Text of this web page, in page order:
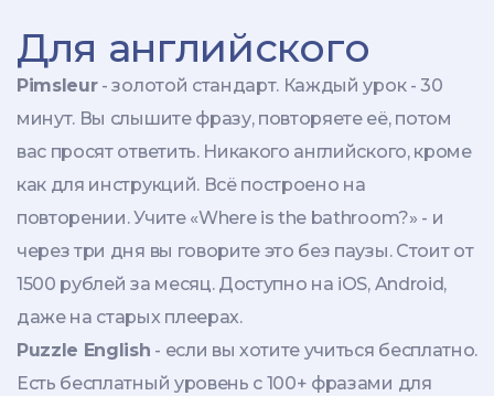
Для английского
Pimsleur- золотой стандарт. Каждый урок - 30
минут. Вы слышите фразу, повторяете её, потом
вас просят ответить. Никакого английского, кроме
как для инструкций. Всё построено на
повторении. Учите «Where is the bathroom?» - и
через три дня вы говорите это без паузы. Стоит от
1500 рублей за месяц. Доступно на iOS, Android,
даже на старых плеерах.
Puzzle English - если вы хотите учиться бесплатно.
Есть бесплатный уровень с 100+ фразами для